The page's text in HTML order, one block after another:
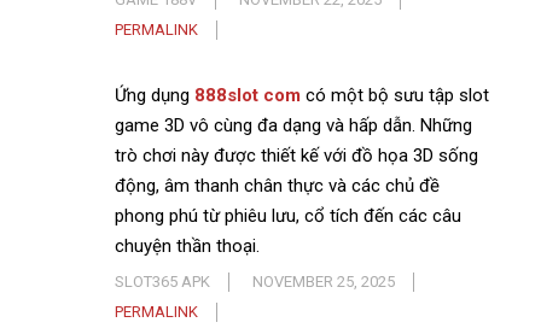
PERMALINK
Ứng dụng 888slot com có một bộ sưu tập slot
game 3D vô cùng đa dạng và hấp dẫn. Những
trò chơi này được thiết kế với đồ họa 3D sống
động, âm thanh chân thực và các chủ đề
phong phú từ phiêu lưu, cổ tích đến các câu
chuyện thần thoại.
SLOT365 APK
NOVEMBER 25, 2025
PERMALINK